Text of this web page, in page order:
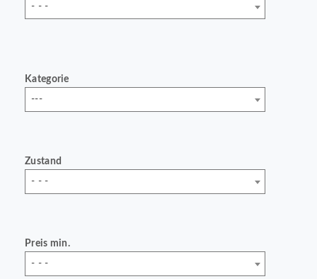
- - -
Kategorie
---
Zustand
- - -
Preis min.
- - -